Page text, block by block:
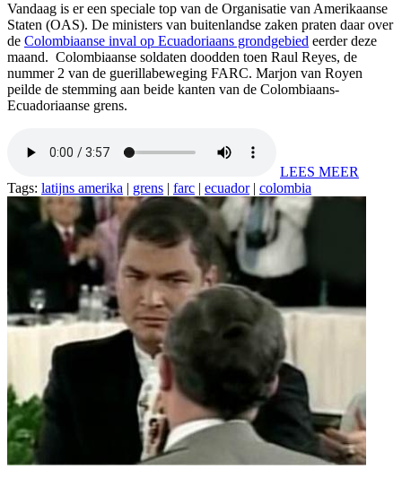
Vandaag is er een speciale top van de Organisatie van Amerikaanse
Staten (OAS). De ministers van buitenlandse zaken praten daar over
de Colombiaanse inval op Ecuadoriaans grondgebied eerder deze
maand. Colombiaanse soldaten doodden toen Raul Reyes, de
nummer 2 van de guerillabeweging FARC. Marjon van Royen
peilde de stemming aan beide kanten van de Colombiaans-
Ecuadoriaanse grens.
LEES MEER
Tags: latijns amerika | grens | farc | ecuador| colombia